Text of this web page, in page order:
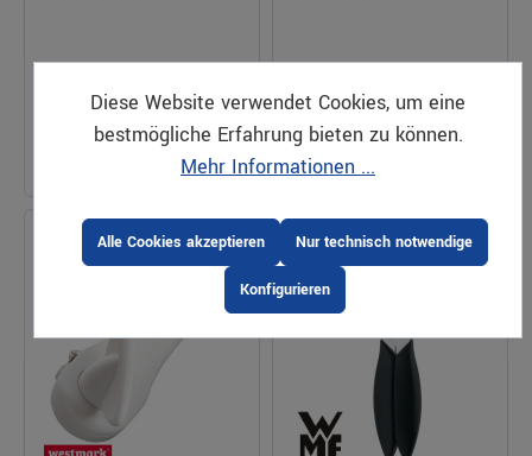
3,84 €*
Preis pro Stück |
zzgl. MwSt.
VPE: 6
Stück
Auf Lager
5,36 €*
Preis pro Stück |
Diese Website verwendet Cookies, um eine
bestmögliche Erfahrung bieten zu können.
Mehr Informationen ...
Nur technisch notwendige
Konfigurieren
Alle Cookies akzeptieren